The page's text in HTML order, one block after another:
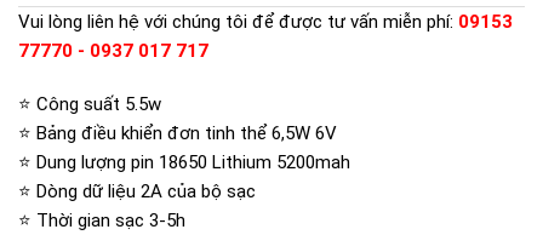
Vui lòng liên hệ với chúng tôi để được tư vấn miễn phí: 09153
77770 - 0937 017 717
⭐ Công suất 5.5w
⭐ Bảng điều khiển đơn tinh thể 6,5W 6V
⭐ Dung lượng pin 18650 Lithium 5200mah
⭐ Dòng dữ liệu 2A của bộ sạc
⭐ Thời gian sạc 3-5h